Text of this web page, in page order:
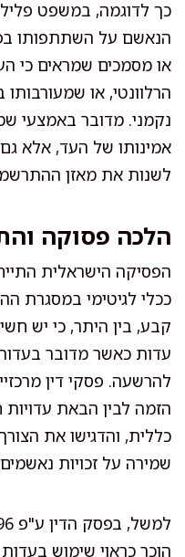
כך לדוגמה, במשפט
הנאשם על השתתפותו
או מסמכים שמראים כי
הרלוונטי, או
נקמני. מדובר
אמינותו של העד, אלא
לשנות את מאזן
הלכה פסוקה
הפסיקה הישראלית
ככלי לגיטימי במסגרת
קבע, בין היתר, כי יש
עדות כאשר מדובר
להרשעה. פסקי דין
הזמה לבין הבאת
כללית, והדגישו את
שמירה על זכויות נאשמים
הוכר כראוי שימוש